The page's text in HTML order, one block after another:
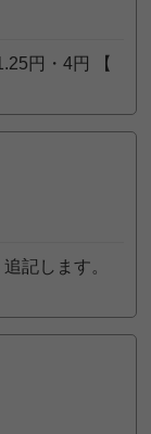
円・4円 【
記します。